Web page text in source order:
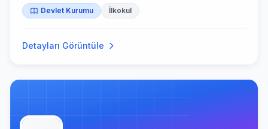
Devlet Kurumu İlkokul
Detayları Görüntüle